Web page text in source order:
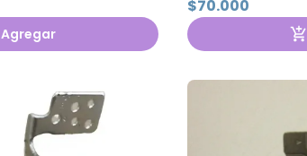
Agregar
$70.000